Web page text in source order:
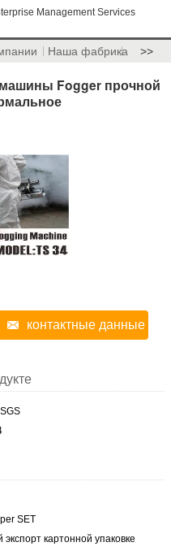
Management Services
Наша фабрика >>
Fogger прочной
контактные данные
SET
картонной упаковке